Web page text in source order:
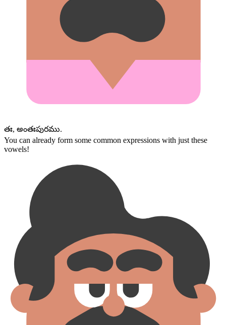
తః, అంతఃపురము.
You can already form some common expressions with just these
vowels!